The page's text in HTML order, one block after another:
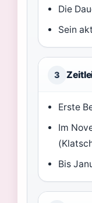
Die
Sein
3
Erste
Im
Bis